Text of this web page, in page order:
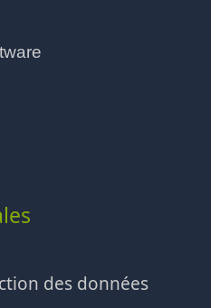
des données